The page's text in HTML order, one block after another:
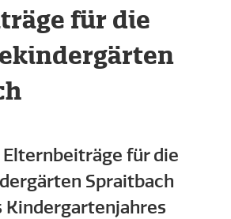
für die
für die
Spraitbach
Kindergartenjahres